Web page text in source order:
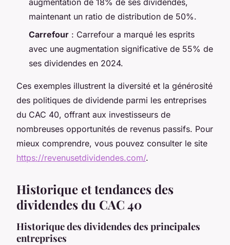
augmentation de 18% de ses dividendes,
maintenant un ratio de distribution de 50%.
Carrefour : Carrefour a marqué les esprits
avec une augmentation significative de 55% de
ses dividendes en 2024.
Ces exemples illustrent la diversité et la générosité
des politiques de dividende parmi les entreprises
du CAC 40, offrant aux investisseurs de
nombreuses opportunités de revenus passifs. Pour
mieux comprendre, vous pouvez consulter le site
https://revenusetdividendes.com/.
Historique et tendances des
dividendes du CAC 40
Historique des dividendes des principales
entreprises